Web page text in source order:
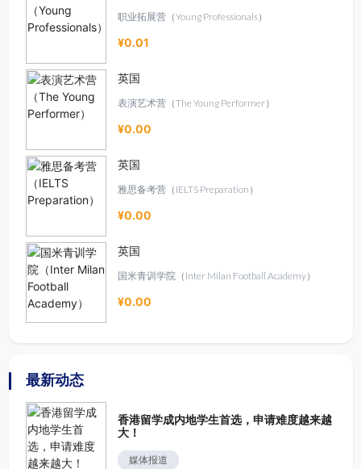
职业拓展营（Young Professionals）
¥0.01
英国
表演艺术营（The Young Performer）
¥0.00
英国
雅思备考营（IELTS Preparation）
¥0.00
英国
国米青训学院（Inter Milan Football Academy）
¥0.00
最新动态
香港留学成内地学生首选，申请难度越来越
大！
媒体报道